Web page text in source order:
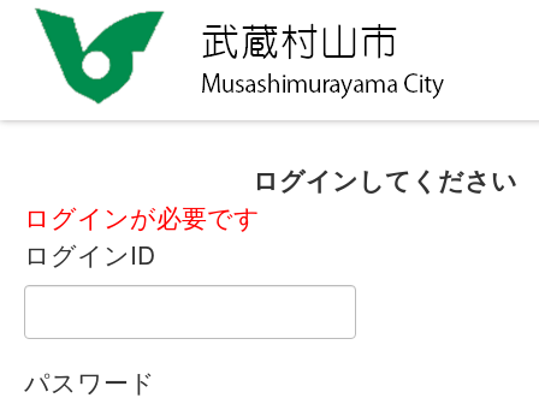
ログインしてください
ログインが必要です
ログインID
パスワード